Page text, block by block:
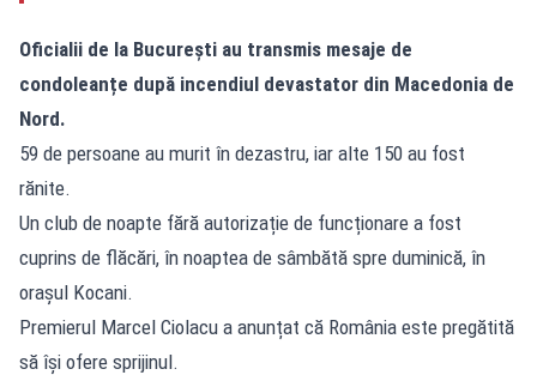
Oficialii de la București au transmis mesaje de
condoleanțe după incendiul devastator din Macedonia de
Nord.
59 de persoane au murit în dezastru, iar alte 150 au fost
rănite.
Un club de noapte fără autorizație de funcționare a fost
cuprins de flăcări, în noaptea de sâmbătă spre duminică, în
orașul Kocani.
Premierul Marcel Ciolacu a anunțat că România este pregătită
să își ofere sprijinul.